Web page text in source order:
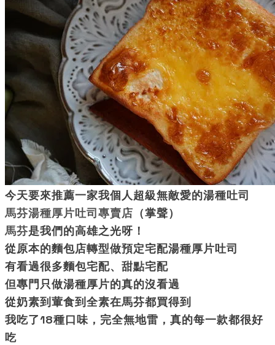
今天要來推薦一家我個人超級無敵愛的湯種吐司
馬芬湯種厚片吐司專賣店 （掌聲）
馬芬是我們的高雄之光呀！
從原本的麵包店轉型做預定宅配湯種厚片吐司
有看過很多麵包宅配、甜點宅配
但專門只做湯種厚片的真的沒看過
從奶素到葷食到全素在馬芬都買得到
我吃了18種口味，完全無地雷，真的每一款都很好
吃